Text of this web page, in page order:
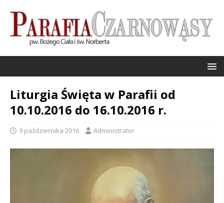
Liturgia Święta w Parafii od
10.10.2016 do 16.10.2016 r.
9 października 2016 Administrator